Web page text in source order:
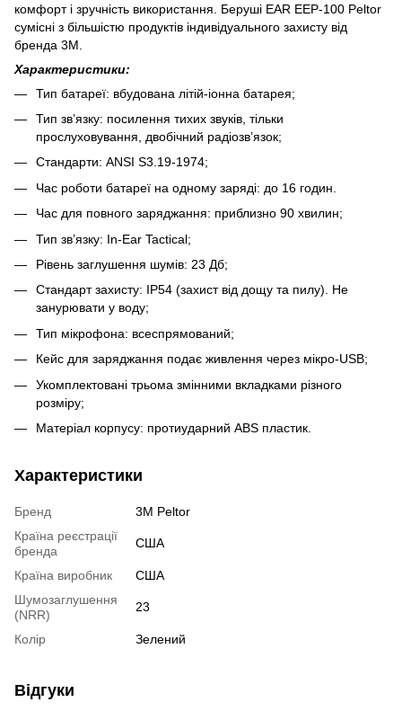
комфорт і зручність використання. Беруші EAR EEP-100 Peltor
сумісні з більшістю продуктів індивідуального захисту від
бренда 3M.
Характеристики:
Тип батареї: вбудована літій-іонна батарея;
Тип зв’язку: посилення тихих звуків, тільки
прослуховування, двобічний радіозв’язок;
Стандарти: ANSI S3.19-1974;
Час роботи батареї на одному заряді: до 16 годин.
Час для повного заряджання: приблизно 90 хвилин;
Тип зв’язку: In-Ear Tactical;
Рівень заглушення шумів: 23 Дб;
Стандарт захисту: IP54 (захист від дощу та пилу). Не
занурювати у воду;
Тип мікрофона: всеспрямований;
Кейс для заряджання подає живлення через мікро-USB;
Укомплектовані трьома змінними вкладками різного
розміру;
Матеріал корпусу: протиударний ABS пластик.
Характеристики
Бренд
3M Peltor
Країна реєстрації
бренда
США
Країна виробник
США
Шумозаглушення
(NRR)
23
Колір Зелений
Відгуки